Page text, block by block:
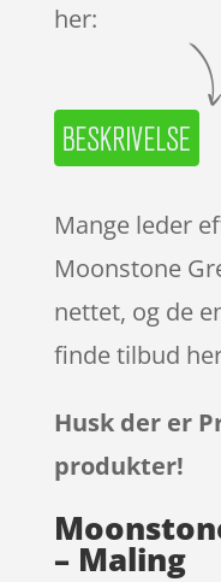
her:
Mange leder
Moonstone
nettet, og de
finde tilbud
Husk der er
produkter!
– Maling